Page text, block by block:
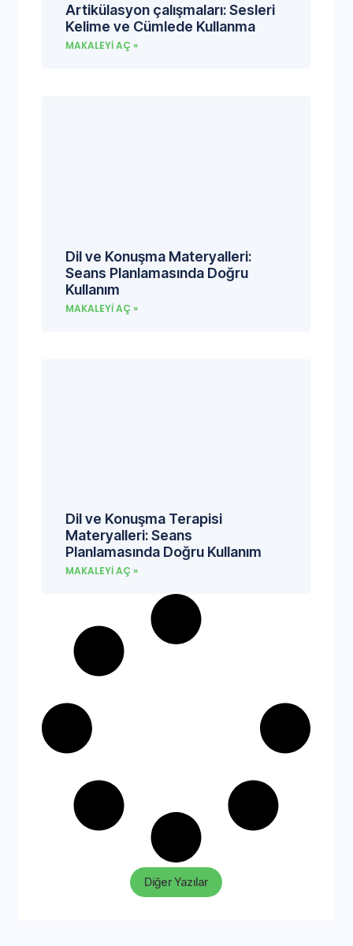
Artikülasyon çalışmaları: Sesleri
Kelime ve Cümlede Kullanma
MAKALEYI AÇ »
Dil ve Konuşma Materyalleri:
Seans Planlamasında Doğru
Kullanım
MAKALEYI AÇ »
Dil ve Konuşma Terapisi
Materyalleri: Seans
Planlamasında Doğru Kullanım
MAKALEYI AÇ »
Diğer Yazılar